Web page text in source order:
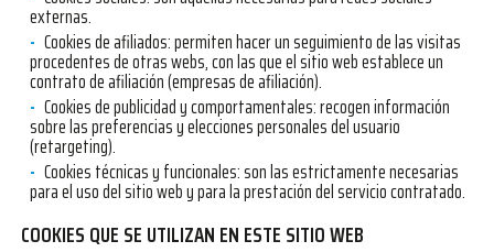
externas.
Cookies de afiliados: permiten hacer un seguimiento de las visitas
procedentes de otras webs, con las que el sitio web establece un
contrato de afiliación (empresas de afiliación).
Cookies de publicidad y comportamentales: recogen información
sobre las preferencias y elecciones personales del usuario
(retargeting).
Cookies técnicas y funcionales: son las estrictamente necesarias
para el uso del sitio web y para la prestación del servicio contratado.
COOKIES QUE SE UTILIZAN EN ESTE SITIO WEB